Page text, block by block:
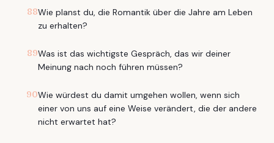
88Wie planst du, die Romantik über die Jahre am Leben
zu erhalten?
89Was ist das wichtigste Gespräch, das wir deiner
Meinung nach noch führen müssen?
90Wie würdest du damit umgehen wollen, wenn sich
einer von uns auf eine Weise verändert, die der andere
nicht erwartet hat?